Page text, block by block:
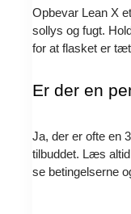
Opbevar Lean X
sollys og fugt.
for at flasket er
Er der en
Ja, der er ofte en
tilbuddet. Læs
se betingelserne